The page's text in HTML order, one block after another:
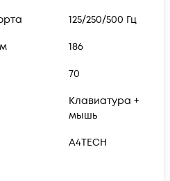
125/250/500 Гц
186
70
Клавиатура +
мышь
A4TECH